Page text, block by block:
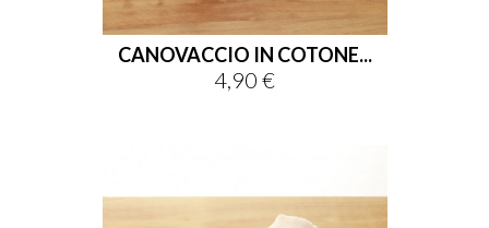
CANOVACCIO IN COTONE...
Prezzo
4,90 €